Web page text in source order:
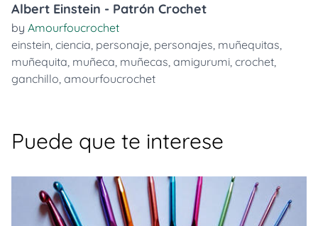
Albert Einstein - Patrón Crochet
by Amourfoucrochet
einstein, ciencia, personaje, personajes, muñequitas,
muñequita, muñeca, muñecas, amigurumi, crochet,
ganchillo, amourfoucrochet
Puede que te interese